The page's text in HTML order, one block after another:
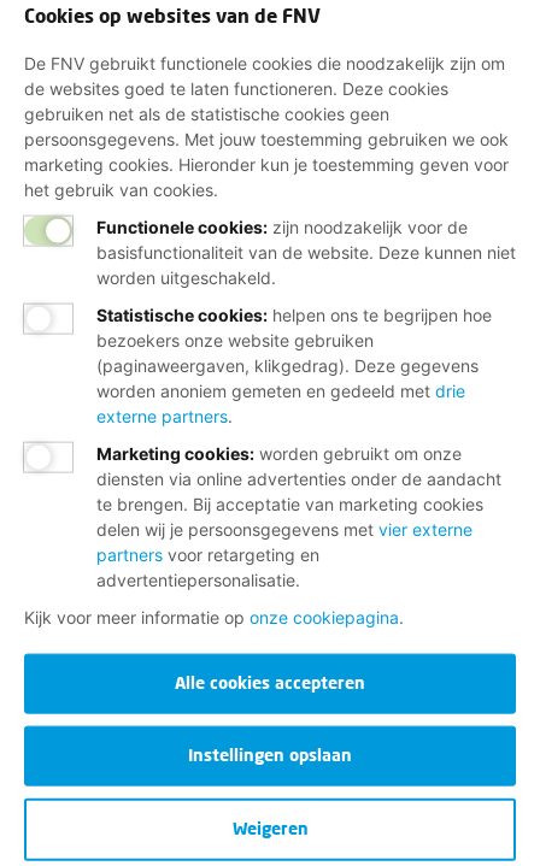
Cookies op websites van de FNV
De FNV gebruikt functionele cookies die noodzakelijk zijn om
de websites goed te laten functioneren. Deze cookies
gebruiken net als de statistische cookies geen
persoonsgegevens. Met jouw toestemming gebruiken we ook
marketing cookies. Hieronder kun je toestemming geven voor
het gebruik van cookies.
Functionele cookies: zijn noodzakelijk voor de
basisfunctionaliteit van de website. Deze kunnen niet
worden uitgeschakeld.
Statistische cookies: helpen ons te begrijpen hoe
bezoekers onze website gebruiken
(paginaweergaven, klikgedrag). Deze gegevens
worden anoniem gemeten en gedeeld met drie
externe partners.
Marketing cookies: worden gebruikt om onze
diensten via online advertenties onder de aandacht
te brengen. Bij acceptatie van marketing cookies
delen wij je persoonsgegevens met vier externe
partners voor retargeting en
advertentiepersonalisatie.
Kijk voor meer informatie op onze cookiepagina.
Alle cookies accepteren
Instellingen opslaan
Weigeren